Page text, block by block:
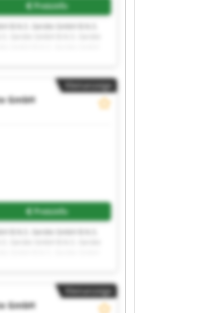
Preisinfo
B.N.S. Geräte GmbH B.N.S.
Kleinanzeige
GmbH
Preisinfo
B.N.S. Geräte GmbH B.N.S.
Kleinanzeige
GmbH